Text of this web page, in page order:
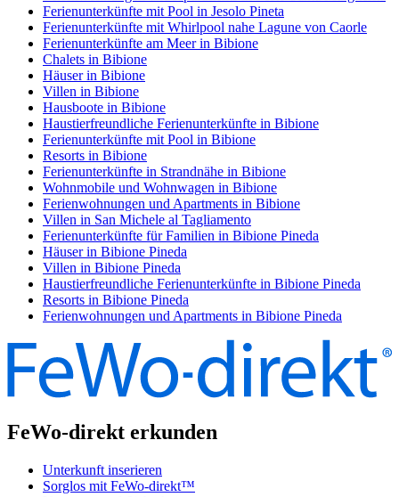
Ferienunterkünfte mit Pool in Jesolo Pineta
Ferienunterkünfte mit Whirlpool nahe Lagune von Caorle
Ferienunterkünfte am Meer in Bibione
Chalets in Bibione
Häuser in Bibione
Villen in Bibione
Hausboote in Bibione
Haustierfreundliche Ferienunterkünfte in Bibione
Ferienunterkünfte mit Pool in Bibione
Resorts in Bibione
Ferienunterkünfte in Strandnähe in Bibione
Wohnmobile und Wohnwagen in Bibione
Ferienwohnungen und Apartments in Bibione
Villen in San Michele al Tagliamento
Ferienunterkünfte für Familien in Bibione Pineda
Häuser in Bibione Pineda
Villen in Bibione Pineda
Haustierfreundliche Ferienunterkünfte in Bibione Pineda
Resorts in Bibione Pineda
Ferienwohnungen und Apartments in Bibione Pineda
FeWo-direkt erkunden
Unterkunft inserieren
Sorglos mit FeWo-direkt™